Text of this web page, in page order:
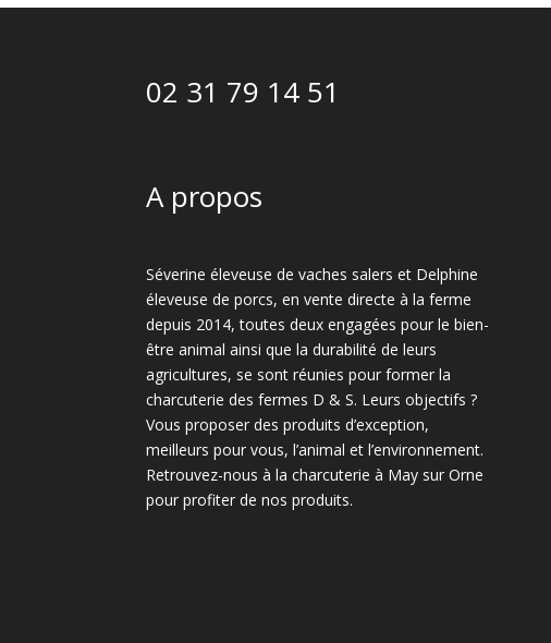
02 31 79 14 51
A propos
Séverine éleveuse de vaches salers et Delphine
éleveuse de porcs, en vente directe à la ferme
depuis 2014, toutes deux engagées pour le bien-
être animal ainsi que la durabilité de leurs
agricultures, se sont réunies pour former la
charcuterie des fermes D & S. Leurs objectifs ?
Vous proposer des produits d’exception,
meilleurs pour vous, l’animal et l’environnement.
Retrouvez-nous à la charcuterie à May sur Orne
pour profiter de nos produits.